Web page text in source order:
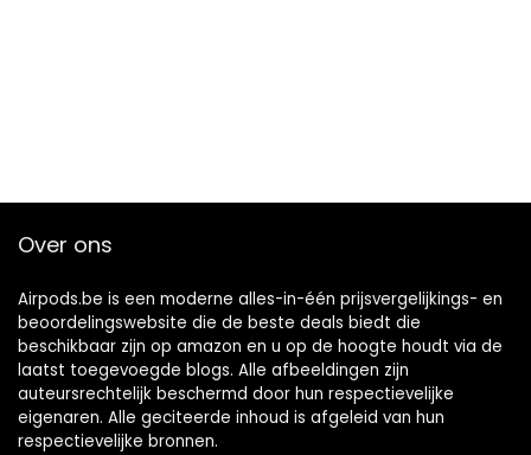
Over ons
Airpods.be is een moderne alles-in-één prijsvergelijkings- en
beoordelingswebsite die de beste deals biedt die
beschikbaar zijn op amazon en u op de hoogte houdt via de
laatst toegevoegde blogs. Alle afbeeldingen zijn
auteursrechtelijk beschermd door hun respectievelijke
eigenaren. Alle geciteerde inhoud is afgeleid van hun
respectievelijke bronnen.